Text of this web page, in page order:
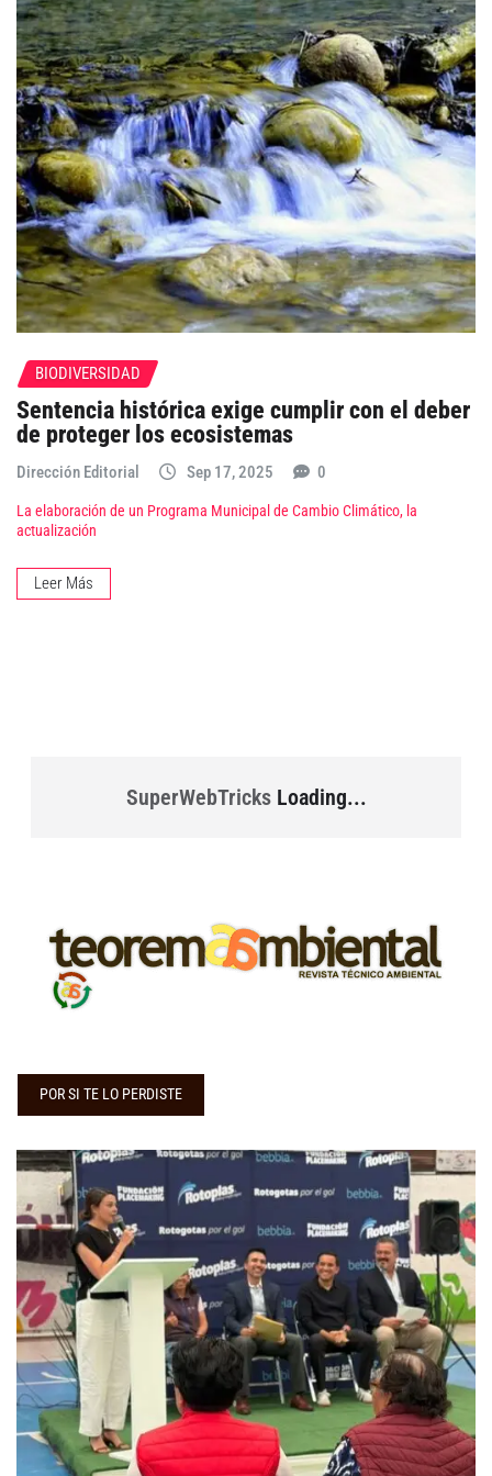
BIODIVERSIDAD
Sentencia histórica exige cumplir con el deber
de proteger los ecosistemas
Dirección Editorial Sep 17, 2025 0
La elaboración de un Programa Municipal de Cambio Climático, la
actualización
Leer Más
SuperWebTricksLoading...
POR SI TE LO PERDISTE